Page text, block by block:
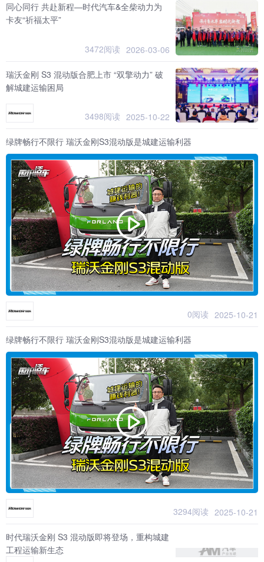
同心同行 共赴新程—时代汽车&全柴动力为
卡友“祈福太平”
3472阅读 2026-03-06
瑞沃金刚 S3 混动版合肥上市 “双擎动力” 破
解城建运输困局
3498阅读 2025-10-22
绿牌畅行不限行 瑞沃金刚S3混动版是城建运输利器
0阅读 2025-10-21
绿牌畅行不限行 瑞沃金刚S3混动版是城建运输利器
3294阅读 2025-10-21
时代瑞沃金刚 S3 混动版即将登场，重构城建
工程运输新生态